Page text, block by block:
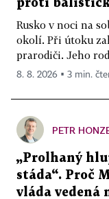
proti
Rusko v noci na
okolí. Při útoku
prarodiči. Jeho
8. 8. 2026 ▪ 3 min.
PETR
„Prolhaný
stáda“. Proč
vláda vedená